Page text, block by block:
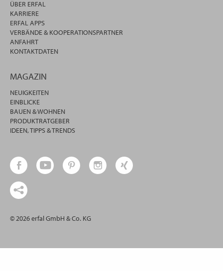
ÜBER ERFAL
KARRIERE
ERFAL APPS
VERBÄNDE & KOOPERATIONSPARTNER
ANFAHRT
KONTAKTDATEN
MAGAZIN
NEUIGKEITEN
EINBLICKE
BAUEN & WOHNEN
PRODUKTRATGEBER
IDEEN, TIPPS & TRENDS
© 2026 erfal GmbH & Co. KG